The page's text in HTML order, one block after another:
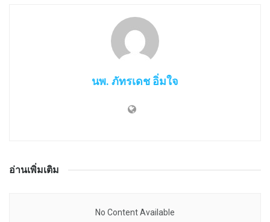
นพ. ภัทรเดช อิ่มใจ
อ่านเพิ่มเติม
No Content Available